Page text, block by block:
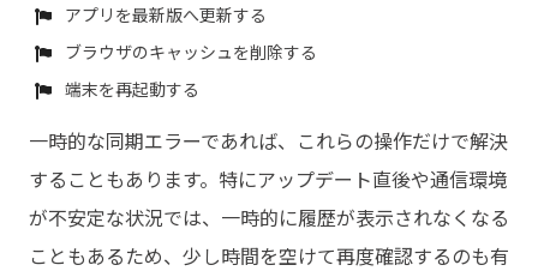
アプリを最新版へ更新する
ブラウザのキャッシュを削除する
端末を再起動する
一時的な同期エラーであれば、これらの操作だけで解決
することもあります。特にアップデート直後や通信環境
が不安定な状況では、一時的に履歴が表示されなくなる
こともあるため、少し時間を空けて再度確認するのも有